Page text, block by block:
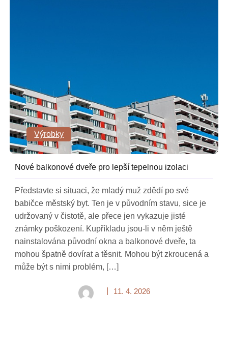
Výrobky
Nové balkonové dveře pro lepší tepelnou izolaci
Představte si situaci, že mladý muž zdědí po své
babičce městský byt. Ten je v původním stavu, sice je
udržovaný v čistotě, ale přece jen vykazuje jisté
známky poškození. Kupříkladu jsou-li v něm ještě
nainstalována původní okna a balkonové dveře, ta
mohou špatně dovírat a těsnit. Mohou být zkroucená a
může být s nimi problém, […]
11. 4. 2026